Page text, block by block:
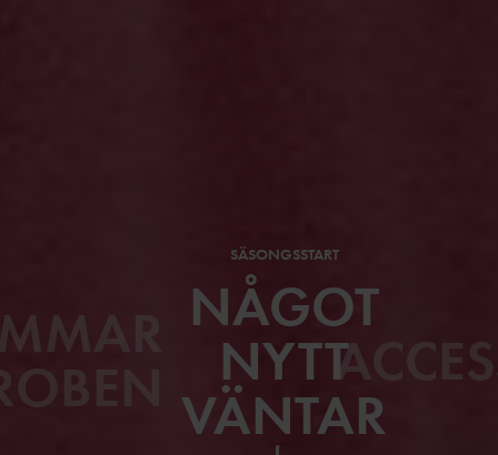
SÄSONGSSTART
NÅGOT
NYTT
VÄNTAR